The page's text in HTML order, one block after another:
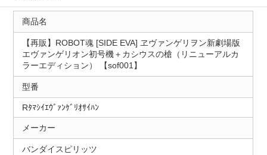
商品名
【再販】ROBOT魂 [SIDE EVA] ヱヴァンゲリヲン新劇場版
エヴァンゲリオン初号機＋カシウスの槍（リニューアルカ
ラーエディション） 【sof001】
型番
Rﾀﾏｼｲｴｳﾞｧﾝｹﾞﾘｵｻｲﾊﾝ
メーカー
バンダイスピリッツ